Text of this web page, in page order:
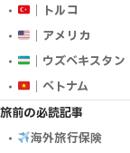
｜トルコ
｜アメリカ
｜ウズベキスタン
｜ベトナム
旅前の必読記事
海外旅行保険